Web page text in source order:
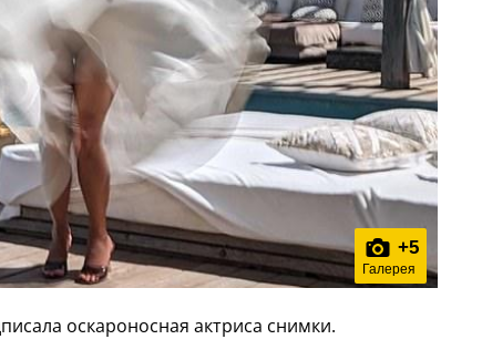
+5
Галерея
оскароносная актриса снимки.